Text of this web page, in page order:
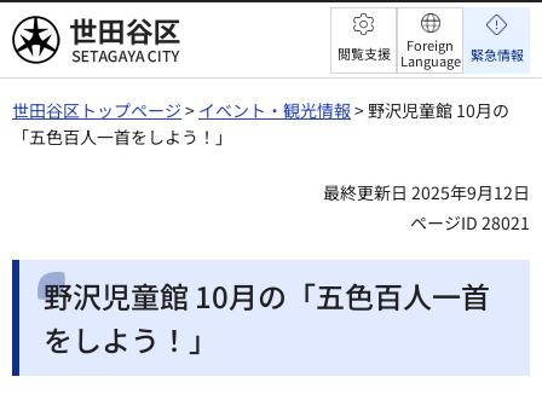
世田谷区 閲覧支援
Foreign
Language 緊急情報
世田谷区トップページ > イベント・観光情報 > 野沢児童館 10月の
「五色百人一首をしよう！」
最終更新日 2025年9月12日
ページID 28021
野沢児童館 10月の「五色百人一首
をしよう！」